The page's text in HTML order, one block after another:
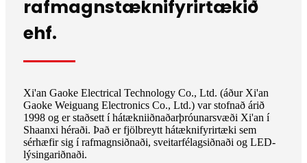
rafmagnstæknifyrirtækið
ehf.
Xi'an Gaoke Electrical Technology Co., Ltd. (áður Xi'an
Gaoke Weiguang Electronics Co., Ltd.) var stofnað árið
1998 og er staðsett í hátækniiðnaðarþróunarsvæði Xi'an í
Shaanxi héraði. Það er fjölbreytt hátæknifyrirtæki sem
sérhæfir sig í rafmagnsiðnaði, sveitarfélagsiðnaði og LED-
lýsingariðnaði.